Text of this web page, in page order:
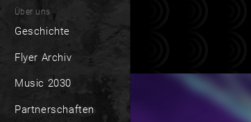
Über uns
Geschichte
Flyer Archiv
Music 2030
Partnerschaften